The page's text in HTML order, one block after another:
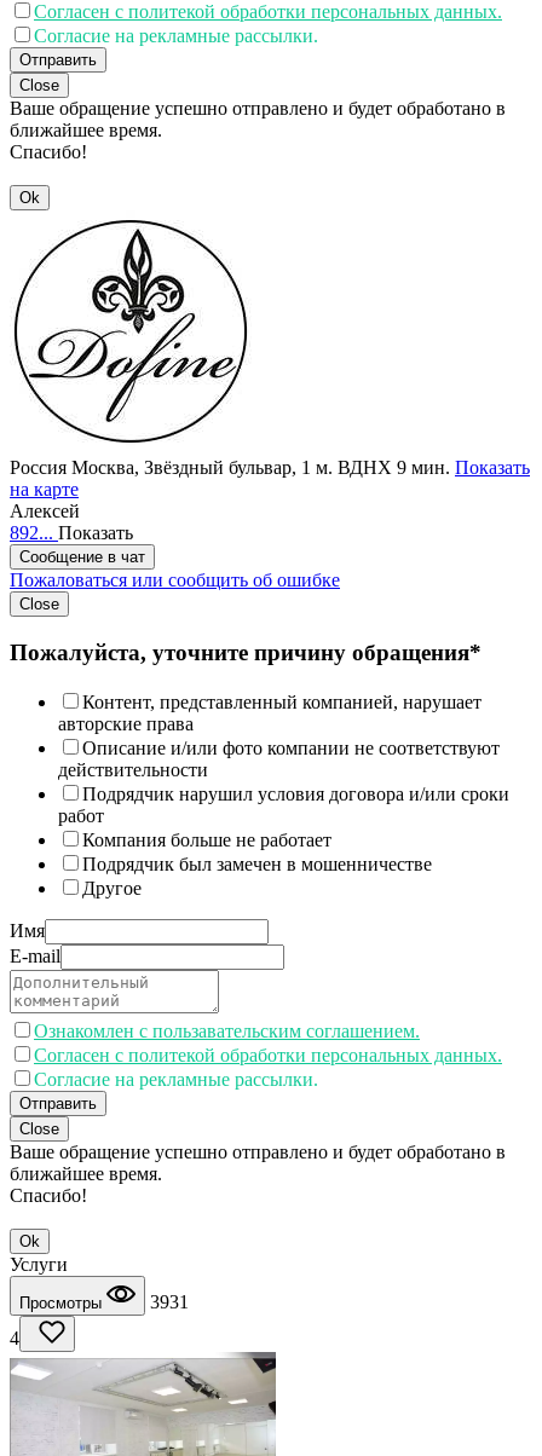
Согласен с политекой обработки персональных данных.
Согласие на рекламные рассылки.
Отправить
Close
Ваше обращение успешно отправлено и будет обработано в
ближайшее время.
Спасибо!
Ok
Россия Москва, Звёздный бульвар, 1 м. ВДНХ 9 мин. Показать
на карте
Алексей
892... Показать
Сообщение в чат
Пожаловаться или сообщить об ошибке
Close
Пожалуйста, уточните причину обращения*
Контент, представленный компанией, нарушает
авторские права
Описание и/или фото компании не соответствуют
действительности
Подрядчик нарушил условия договора и/или сроки
работ
Компания больше не работает
Подрядчик был замечен в мошенничестве
Другое
Имя
E-mail
Ознакомлен с пользавательским соглашением.
Согласен с политекой обработки персональных данных.
Согласие на рекламные рассылки.
Отправить
Close
Ваше обращение успешно отправлено и будет обработано в
ближайшее время.
Спасибо!
Ok
Услуги
Просмотры
3931
4